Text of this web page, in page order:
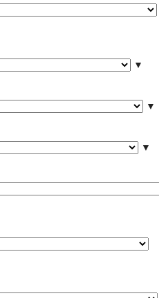
▼
▼
▼